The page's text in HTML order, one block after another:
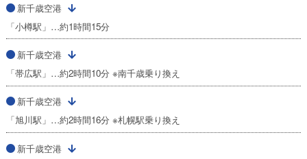
新千歳空港
「小樽駅」…約1時間15分
新千歳空港
「帯広駅」…約2時間10分 ※南千歳乗り換え
新千歳空港
「旭川駅」…約2時間16分 ※札幌駅乗り換え
新千歳空港